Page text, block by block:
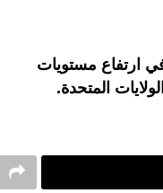
الحرائق الضخمة التي اجتاحت كندا في صيف عام 2023 في ارتفاع مستويات
المتحدة.